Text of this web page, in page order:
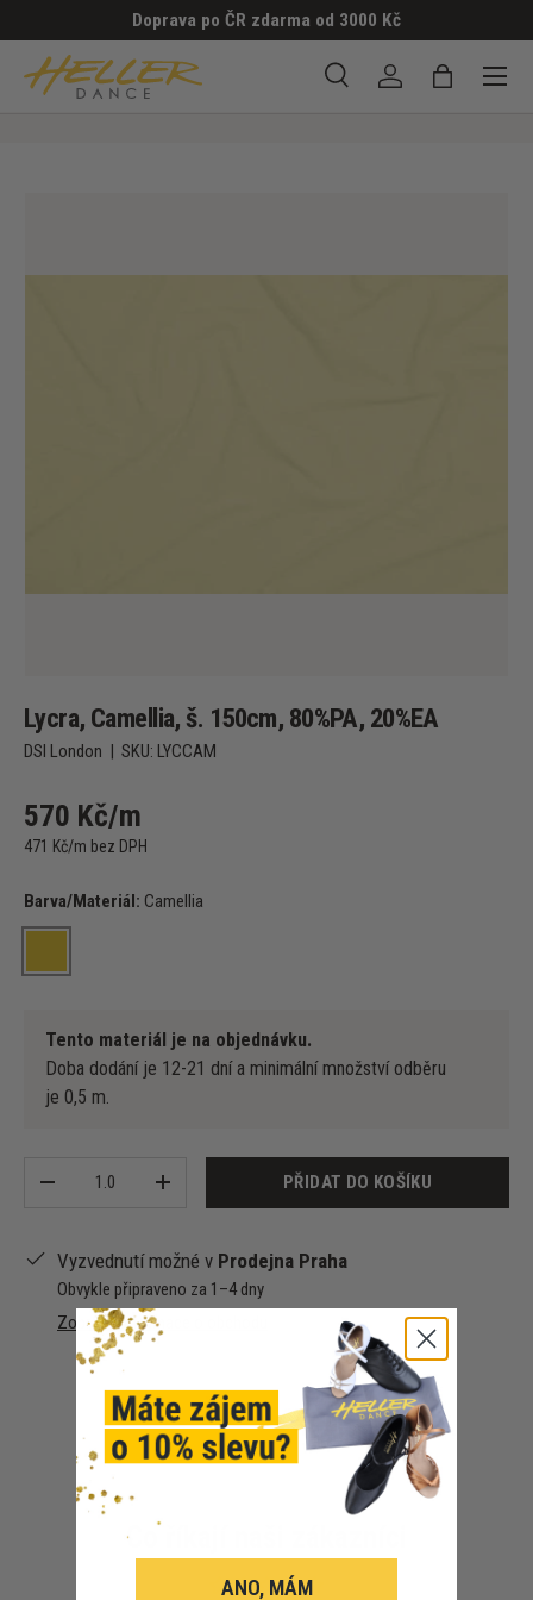
PŘESKOČIT NA OBSAH
Doprava po ČR zdarma od 3000 Kč
HledatPřihlásit se
Taška
Menu
Lycra, Camellia, š. 150cm, 80%PA, 20%EA
DSI London | SKU: LYCCAM
570 Kč/m
471 Kč/m bez DPH
Barva/Materiál: Camellia
Camellia
Tento materiál je na objednávku.
Doba dodání je 12-21 dní a minimální množství odběru
je 0,5 m.
+ PŘIDAT DO KOŠÍKU
Vyzvednutí možné v Prodejna Praha
Obvykle připraveno za 1–4 dny
Zobrazit informace o obchodu
Co říkají naši zákazníci
ANO, MÁM